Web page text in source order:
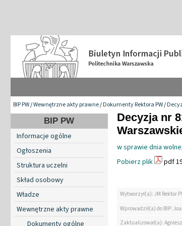
BIP PW/Wewnętrzne akty prawne/Dokumenty Rektora PW/
BIP PW
Informacje ogólne
Ogłoszenia
Struktura uczelni
Skład osobowy
Władze
Wewnętrzne akty prawne
Dokumenty ogólne
Decyzja nr
w sprawie dnia
Pobierz plik
pdf
Wytworzył(a): JM Rektor
Wprowadził(a) do BIP:
Zaktualizował(a):